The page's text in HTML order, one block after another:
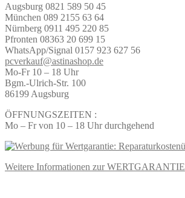
Augsburg 0821 589 50 45
München 089 2155 63 64
Nürnberg 0911 495 220 85
Pfronten 08363 20 699 15
WhatsApp/Signal 0157 923 627 56
pcverkauf@astinashop.de
Mo-Fr 10 – 18 Uhr
Bgm.-Ulrich-Str. 100
86199 Augsburg
ÖFFNUNGSZEITEN :
Mo – Fr von 10 – 18 Uhr durchgehend
Weitere Informationen zur WERTGARANTIE